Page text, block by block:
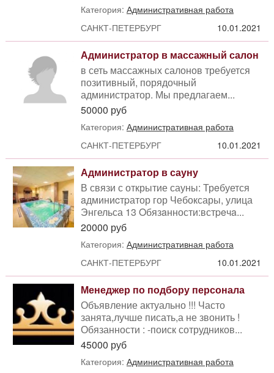
Категория: Административная работа
САНКТ-ПЕТЕРБУРГ
10.01.2021
Администратор в массажный салон
в сеть массажных салонов требуется
позитивный, порядочный
администратор. Мы предлагаем...
50000 руб
Категория: Административная работа
САНКТ-ПЕТЕРБУРГ
10.01.2021
Администратор в сауну
В связи с открытие сауны: Трeбуется
aдминиcтpатор гор Чебоксары, улица
Энгельса 13 Oбязaнности:встpeчa...
20000 руб
Категория: Административная работа
САНКТ-ПЕТЕРБУРГ
10.01.2021
Менеджер по подбору персонала
Объявление актуально !!! Часто
занята,лучше писать,а не звонить !
Обязанности : -поиск сотрудников...
45000 руб
Категория: Административная работа